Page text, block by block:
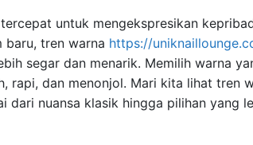
untuk mengekspresikan
baru, tren warna https://
segar dan menarik. Memilih warna
rapi, dan menonjol. Mari kita lihat tren
dari nuansa klasik hingga pilihan yang